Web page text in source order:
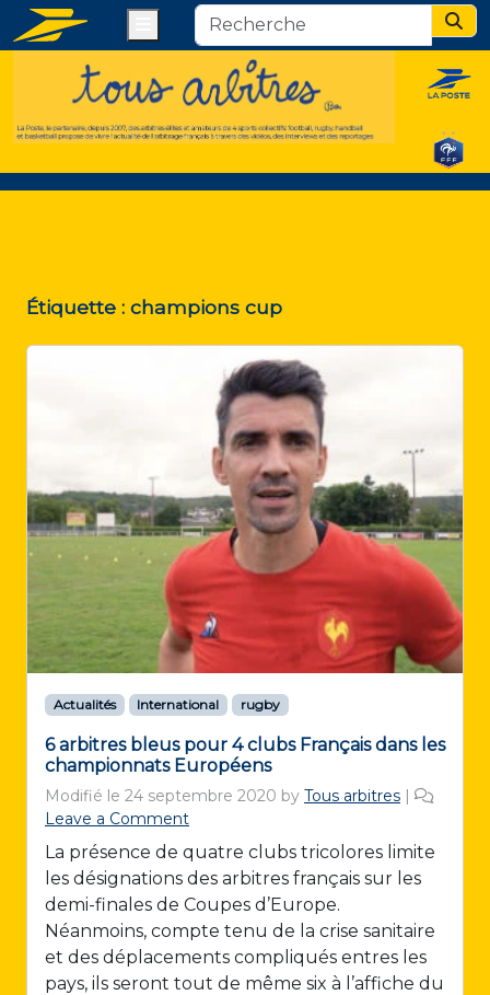
Étiquette : champions cup
Actualités International rugby
6 arbitres bleus pour 4 clubs Français dans les
championnats Européens
Modifié le 24 septembre 2020 by Tous arbitres |
Leave a Comment
La présence de quatre clubs tricolores limite
les désignations des arbitres français sur les
demi-finales de Coupes d’Europe.
Néanmoins, compte tenu de la crise sanitaire
et des déplacements compliqués entres les
pays, ils seront tout de même six à l’affiche du